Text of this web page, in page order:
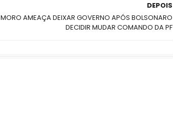
DEPOIS
MORO AMEAÇA DEIXAR GOVERNO APÓS BOLSONARO
DECIDIR MUDAR COMANDO DA PF